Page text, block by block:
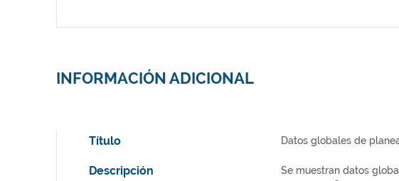
INFORMACIÓN ADICIONAL
Título Datos globales de
Descripción
Se muestran datos